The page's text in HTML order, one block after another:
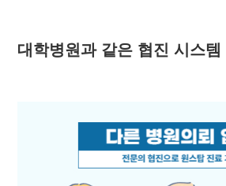
대학병원과 같은 협진 시스템